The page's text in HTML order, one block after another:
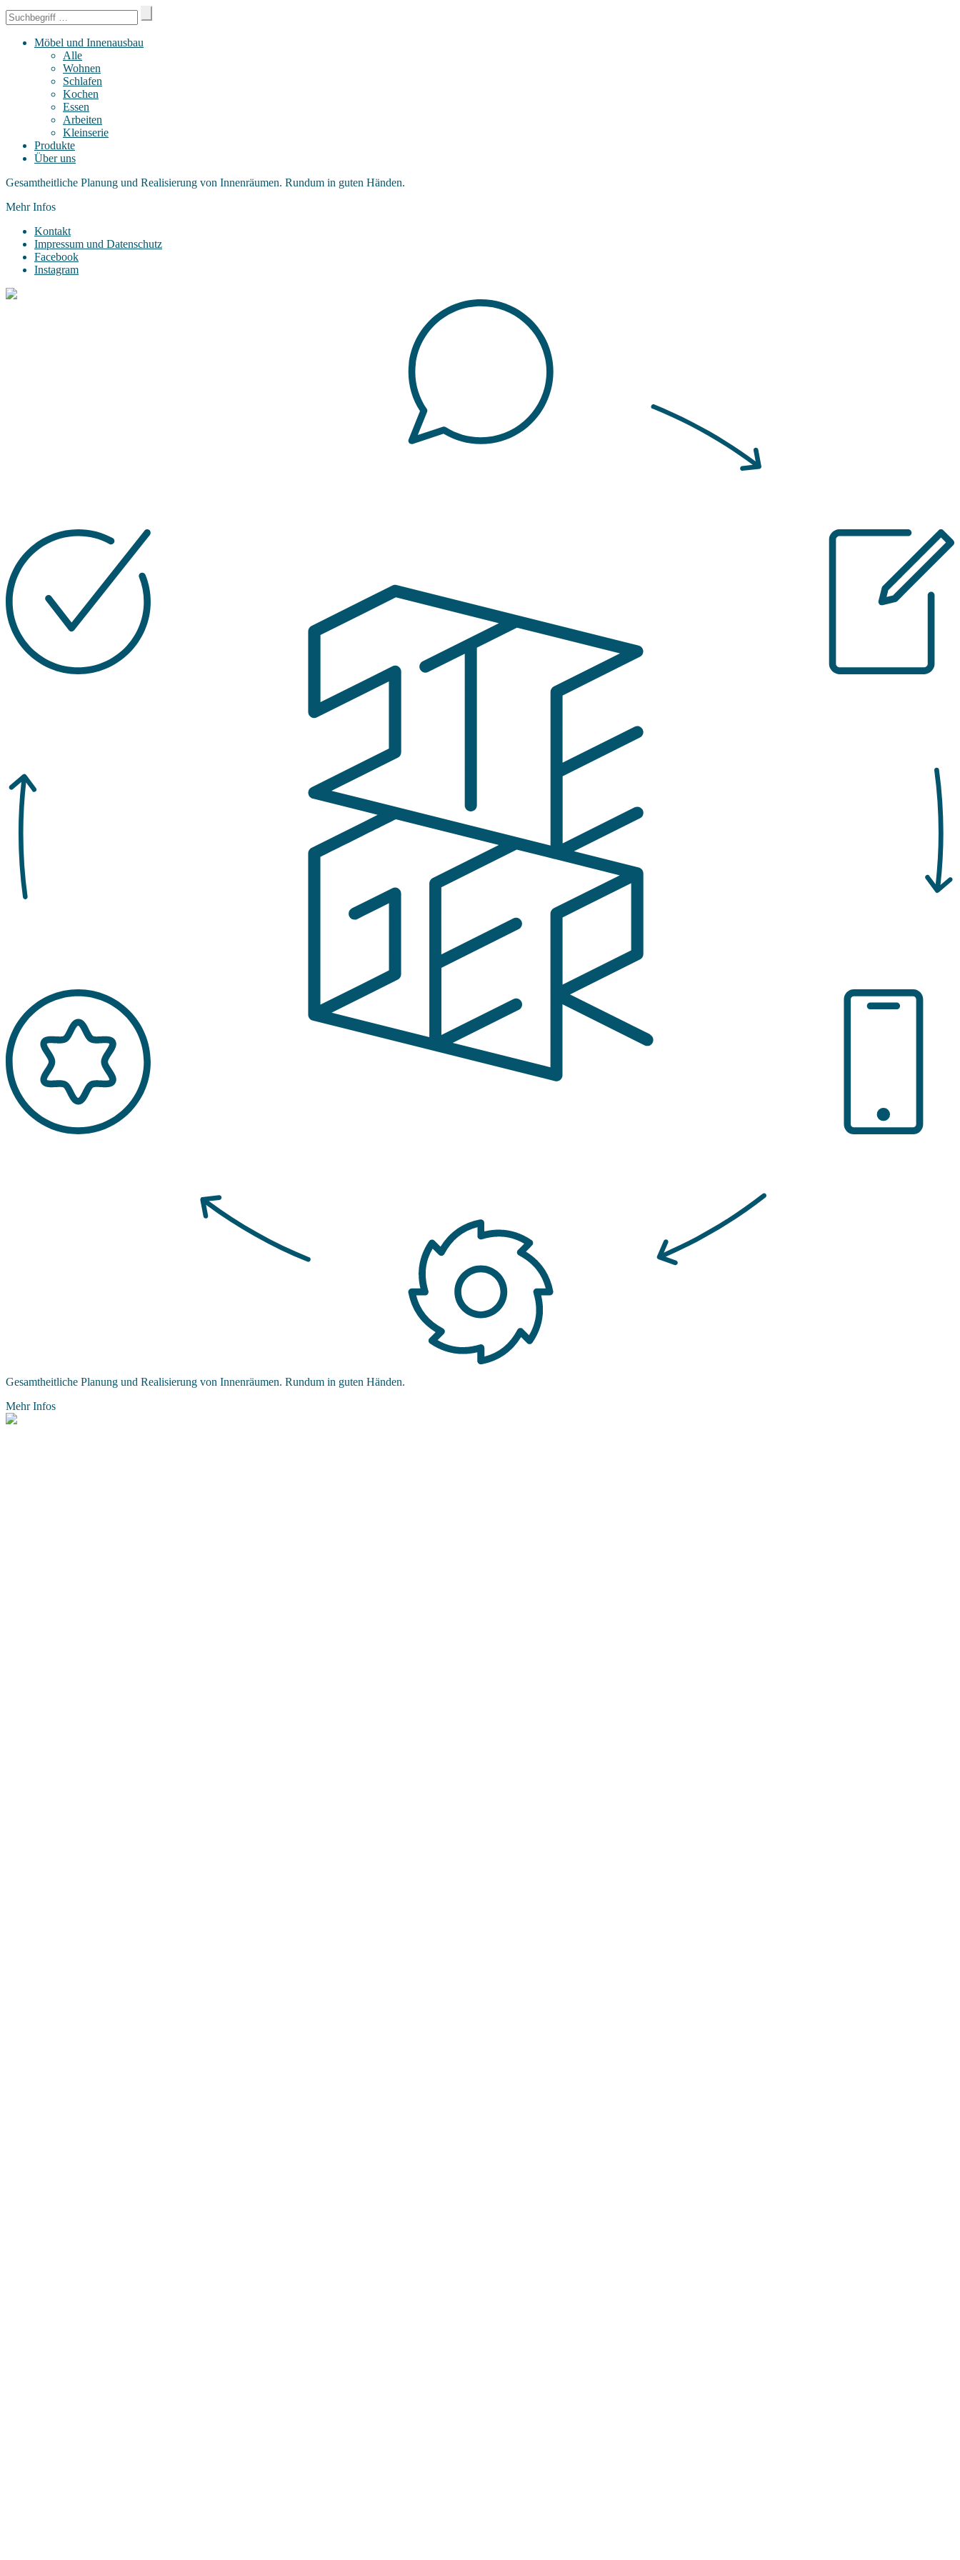
Möbel und Innenausbau
Alle
Wohnen
Schlafen
Kochen
Essen
Arbeiten
Kleinserie
Produkte
Über uns
Gesamtheitliche Planung und Realisierung von Innenräumen. Rundum in guten Händen.
Mehr Infos
Kontakt
Impressum und Datenschutz
Facebook
Instagram
Gesamtheitliche Planung und Realisierung von Innenräumen. Rundum in guten Händen.
Mehr Infos